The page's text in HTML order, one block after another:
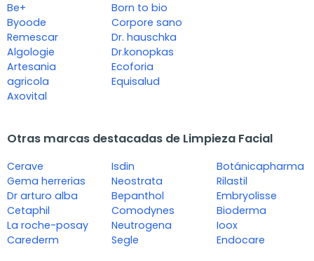
Be+
Byoode
Remescar
Algologie
Artesania
agricola
Axovital
Born to bio
Corpore sano
Dr. hauschka
Dr.konopkas
Ecoforia
Equisalud
Otras marcas destacadas de Limpieza Facial
Cerave
Gema herrerias
Dr arturo alba
Cetaphil
La roche-posay
Carederm
Isdin
Neostrata
Bepanthol
Comodynes
Neutrogena
Segle
Botánicapharma
Rilastil
Embryolisse
Bioderma
Ioox
Endocare